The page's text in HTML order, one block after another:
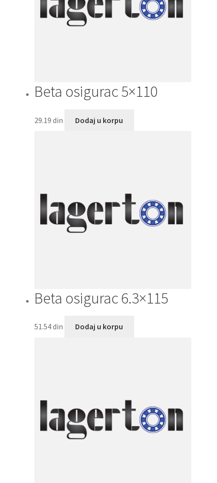
Beta osigurac 5×110
29.19 din Dodaj u korpu
Beta osigurac 6.3×115
51.54din Dodaj u korpu